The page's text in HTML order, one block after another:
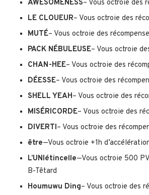
AWESOMENESS– Vous octroie des
LE CLOUEUR– Vous octroie des
MUTÉ– Vous octroie des
PACK NÉBULEUSE– Vous octroie
CHAN-HEE– Vous octroie des
DÉESSE– Vous octroie des
SHELL YEAH– Vous octroie des
MISÉRICORDE– Vous octroie des
DIVERTI– Vous octroie des
être—Vous octroie +1h
L’UNIétincelle—Vous octroie 500
B-Têtard
Houmuwu Ding– Vous octroie des